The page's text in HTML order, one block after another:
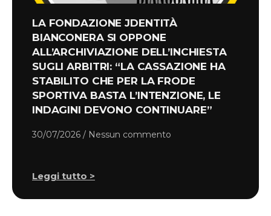
LA FONDAZIONE JDENTITÀ
BIANCONERA SI OPPONE
ALL’ARCHIVIAZIONE DELL’INCHIESTA
SUGLI ARBITRI: “LA CASSAZIONE HA
STABILITO CHE PER LA FRODE
SPORTIVA BASTA L’INTENZIONE, LE
INDAGINI DEVONO CONTINUARE”
30/07/2026 Nessun commento
Leggi tutto >